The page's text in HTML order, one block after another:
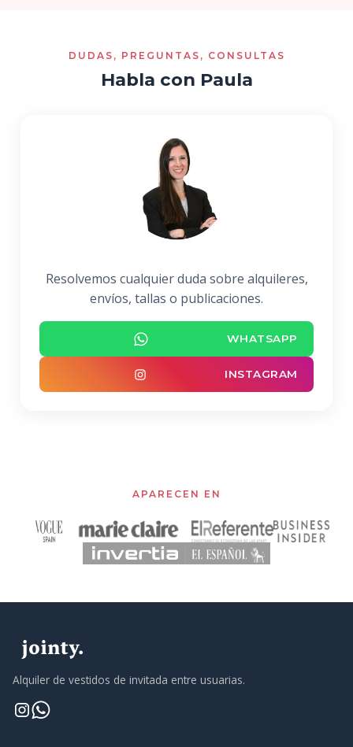
DUDAS, PREGUNTAS, CONSULTAS
Habla con Paula
Resolvemos cualquier duda sobre alquileres,
envíos, tallas o publicaciones.
WHATSAPP
INSTAGRAM
APARECEN EN
Alquiler de vestidos de invitada entre usuarias.